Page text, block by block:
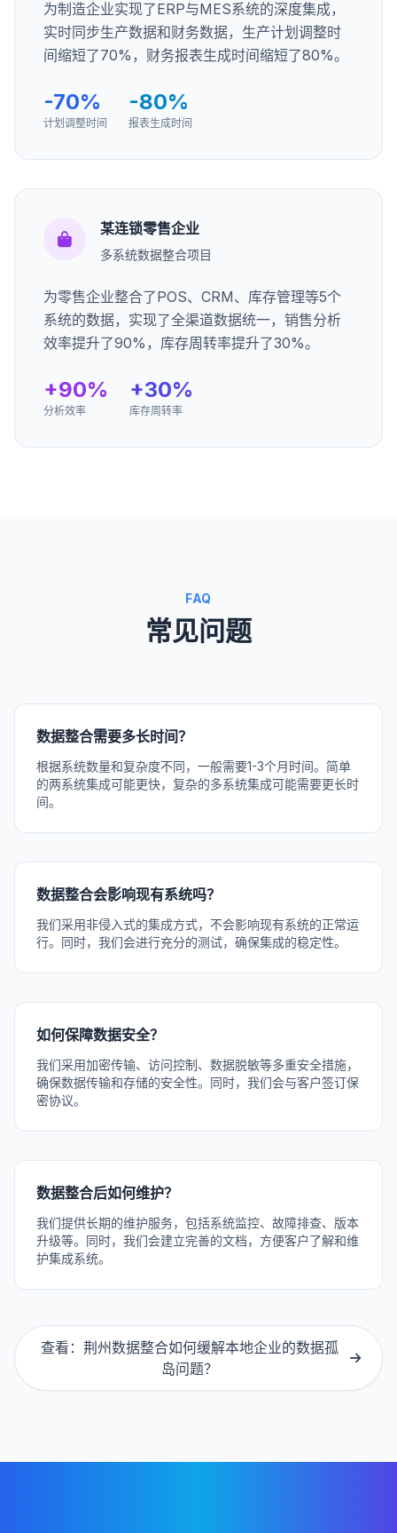
为制造企业实现了ERP与MES系统的深度集成，
实时同步生产数据和财务数据，生产计划调整时
间缩短了70%，财务报表生成时间缩短了80%。
-70%
计划调整时间
-80%
报表生成时间
某连锁零售企业
多系统数据整合项目
为零售企业整合了POS、CRM、库存管理等5个
系统的数据，实现了全渠道数据统一，销售分析
效率提升了90%，库存周转率提升了30%。
+90%
分析效率
+30%
库存周转率
FAQ
常见问题
数据整合需要多长时间？
根据系统数量和复杂度不同，一般需要1-3个月时间。简单
的两系统集成可能更快，复杂的多系统集成可能需要更长时
间。
数据整合会影响现有系统吗？
我们采用非侵入式的集成方式，不会影响现有系统的正常运
行。同时，我们会进行充分的测试，确保集成的稳定性。
如何保障数据安全？
我们采用加密传输、访问控制、数据脱敏等多重安全措施，
确保数据传输和存储的安全性。同时，我们会与客户签订保
密协议。
数据整合后如何维护？
我们提供长期的维护服务，包括系统监控、故障排查、版本
升级等。同时，我们会建立完善的文档，方便客户了解和维
护集成系统。
查看：荆州数据整合如何缓解本地企业的数据孤
岛问题？